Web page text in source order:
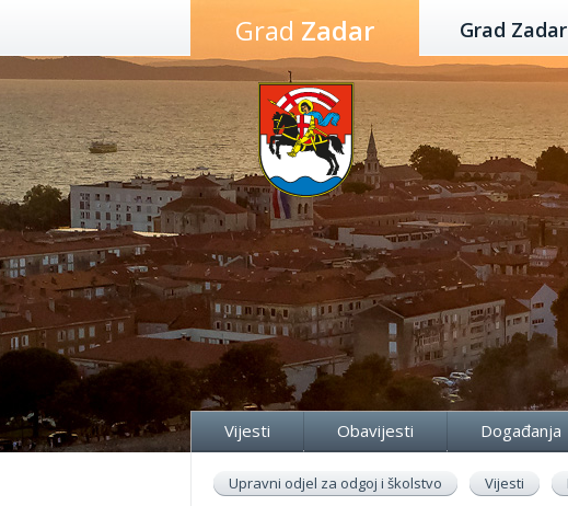
Preskoči
sadržaj
Grad Zadar Grad Zadar
Vijesti Obavijesti Događanja
Upravni odjel za odgoj i školstvo Vijesti